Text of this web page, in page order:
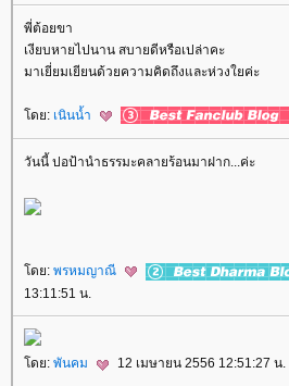
พี่ต้อยขา
เงียบหายไปนาน สบายดีหรือเปล่าคะ
มาเยี่ยมเยียนด้วยความคิดถึงและห่วงใยค่ะ
ดย: เนินน้ำ
วันนี้ ปอป้านำธรรมะคลายร้อนมาฝาก...ค่ะ
ดย: พรหมญาณี
13:11:51 น.
ดย: พันคม 12 เมษายน 2556 12:51:27 น.